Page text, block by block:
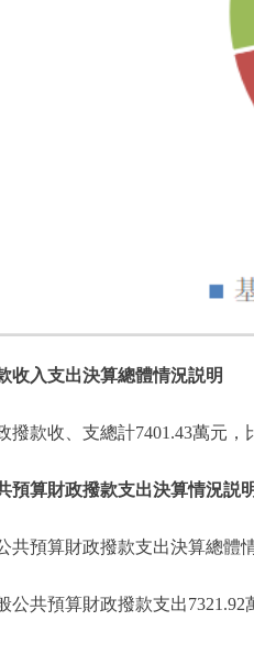
收入支出決算總體情況説明
撥款收、支總計7401.43萬元
預算財政撥款支出決算情況説
共預算財政撥款支出決算總體
公共預算財政撥款支出